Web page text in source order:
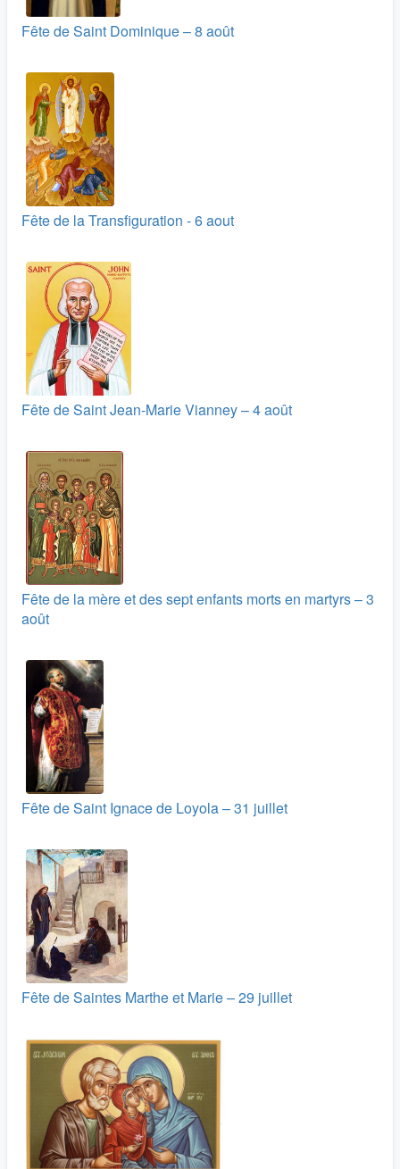
Fête de Saint Dominique – 8 août
Fête de la Transfiguration - 6 aout
Fête de Saint Jean-Marie Vianney – 4 août
Fête de la mère et des sept enfants morts en martyrs – 3
août
Fête de Saint Ignace de Loyola – 31 juillet
Fête de Saintes Marthe et Marie – 29 juillet